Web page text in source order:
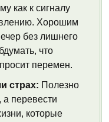
как к сигналу
Хорошим
без лишнего
что
перемен.
страх: Полезно
а перевести
которые